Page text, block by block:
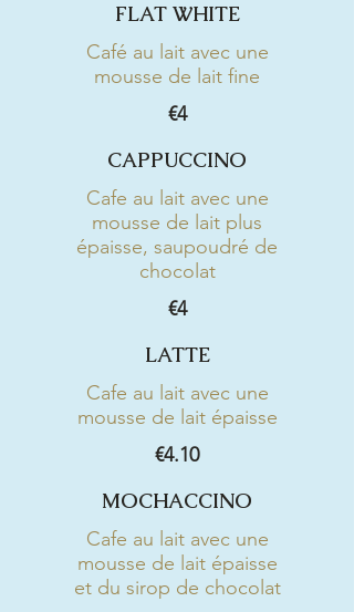
FLAT WHITE
Café au lait avec une
mousse de lait fine
€4
CAPPUCCINO
Cafe au lait avec une
mousse de lait plus
épaisse, saupoudré de
chocolat
€4
LATTE
Cafe au lait avec une
mousse de lait épaisse
€4.10
MOCHACCINO
Cafe au lait avec une
mousse de lait épaisse
et du sirop de chocolat